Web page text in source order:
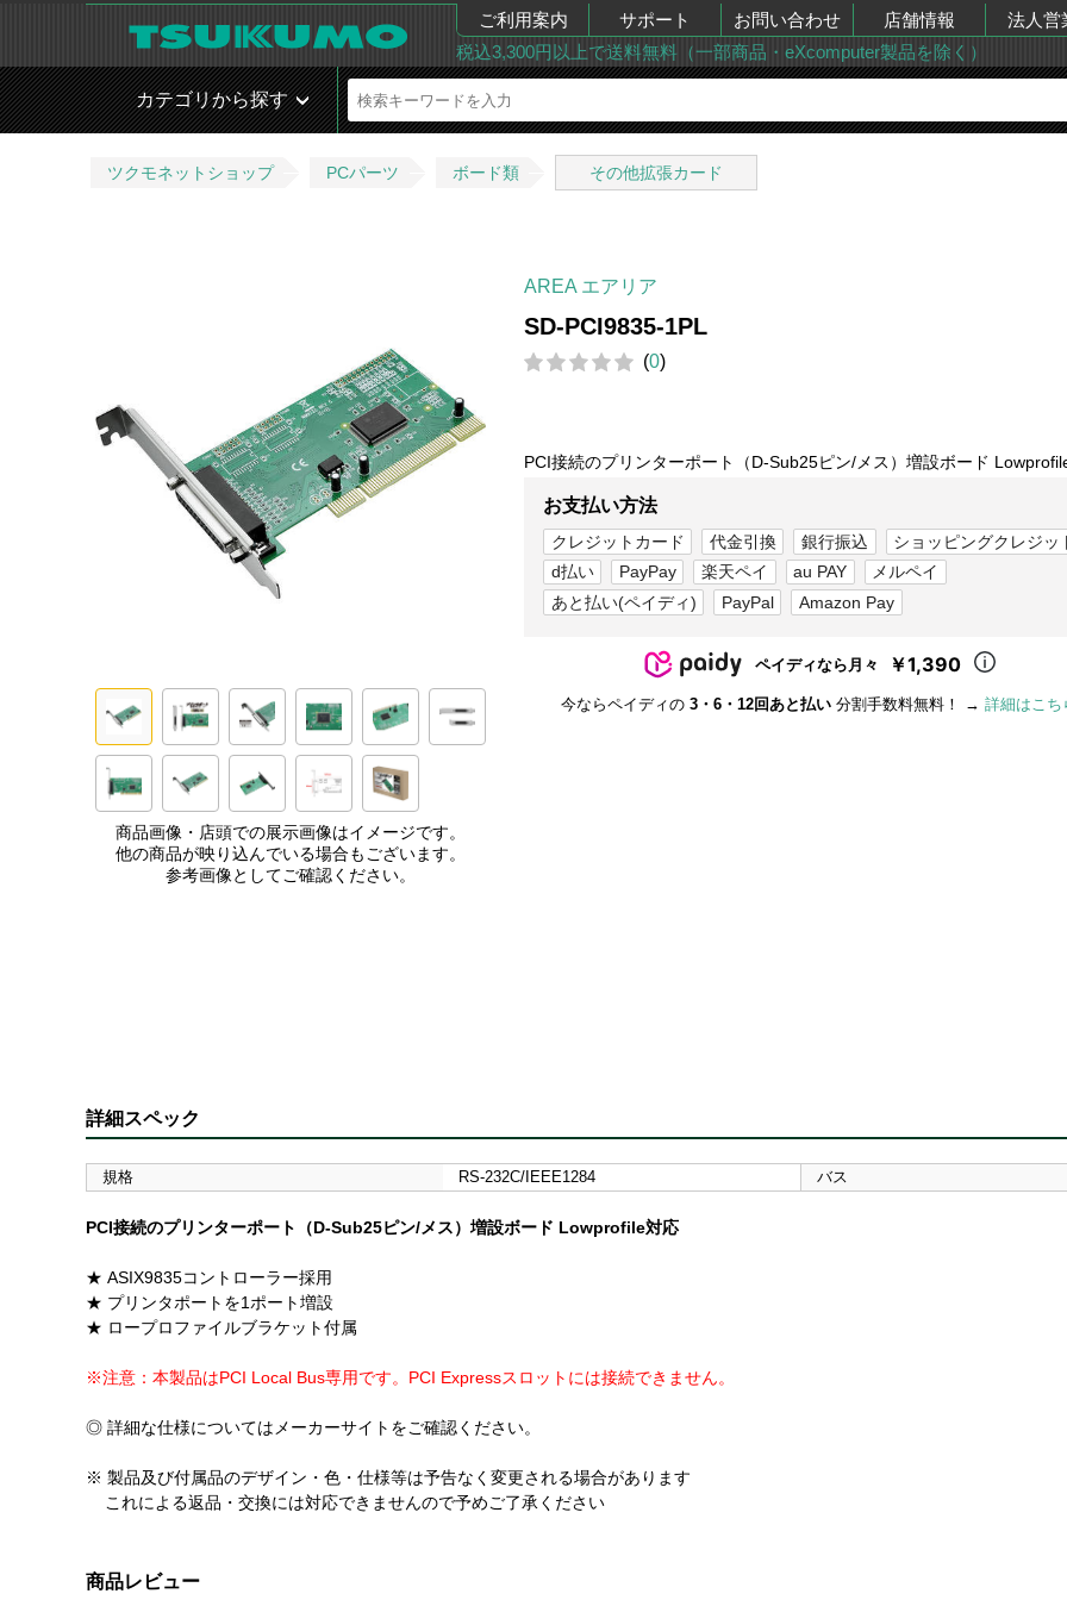
ご利用案内 サポート お問い合わせ 店舗情報
法人営
税込3,300円以上で送料無料（一部商品・eXcomputer製品を除く）
カテゴリから探す
ツクモネットショップ PCパーツ ボード類 その他拡張カード
商品画像・店頭での展示画像はイメージです。
他の商品が映り込んでいる場合もございます。
参考画像としてご確認ください。
AREA エアリア
SD-PCI9835-1PL
(0)
PCI接続のプリンターポート（D-Sub25ピン/メス）増設ボード
お支払い方法
クレジットカード 代金引換 銀行振込
ショッピングクレジッ
d払い
PayPay 楽天ペイ au PAY
メルペイ
あと払い(ペイディ)
PayPal Amazon Pay
ペイディなら月々 ￥1,390
今ならペイディの 3・6・12回あと払い 分割手数料無料！ → 詳細はこち
詳細スペック
規格 RS-232C/IEEE1284 バス
PCI接続のプリンターポート（D-Sub25ピン/メス）増設ボード Lowprofile対応
★ ASIX9835コントローラー採用
★ プリンタポートを1ポート増設
★ ロープロファイルブラケット付属
※注意：本製品はPCI Local Bus専用です。PCI Expressスロットには接続できません。
◎ 詳細な仕様についてはメーカーサイトをご確認ください。
※ 製品及び付属品のデザイン・色・仕様等は予告なく変更される場合があります
これによる返品・交換には対応できませんので予めご了承ください
商品レビュー